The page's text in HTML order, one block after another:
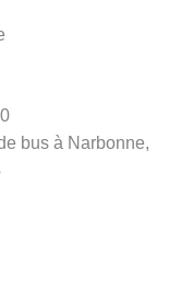
bus à Narbonne,